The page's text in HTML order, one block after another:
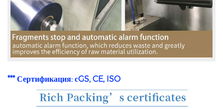
*** Сертификация: сGS, CE, ISO